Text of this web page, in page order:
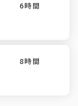
6時間
8時間